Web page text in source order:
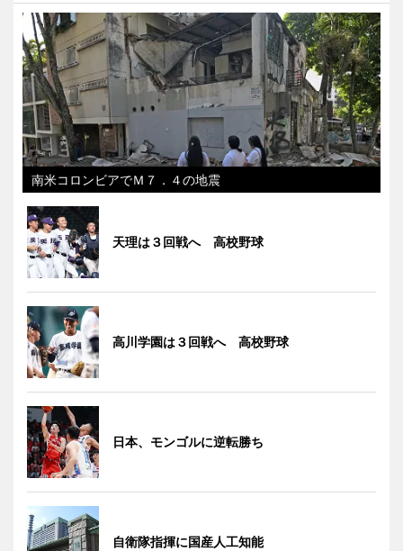
南米コロンビアでＭ７．４の地震
天理は３回戦へ 高校野球
高川学園は３回戦へ 高校野球
日本、モンゴルに逆転勝ち
自衛隊指揮に国産人工知能